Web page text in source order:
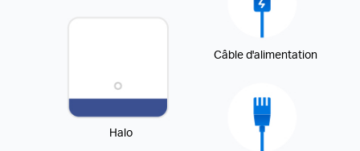
Câble d'alimentation
Halo